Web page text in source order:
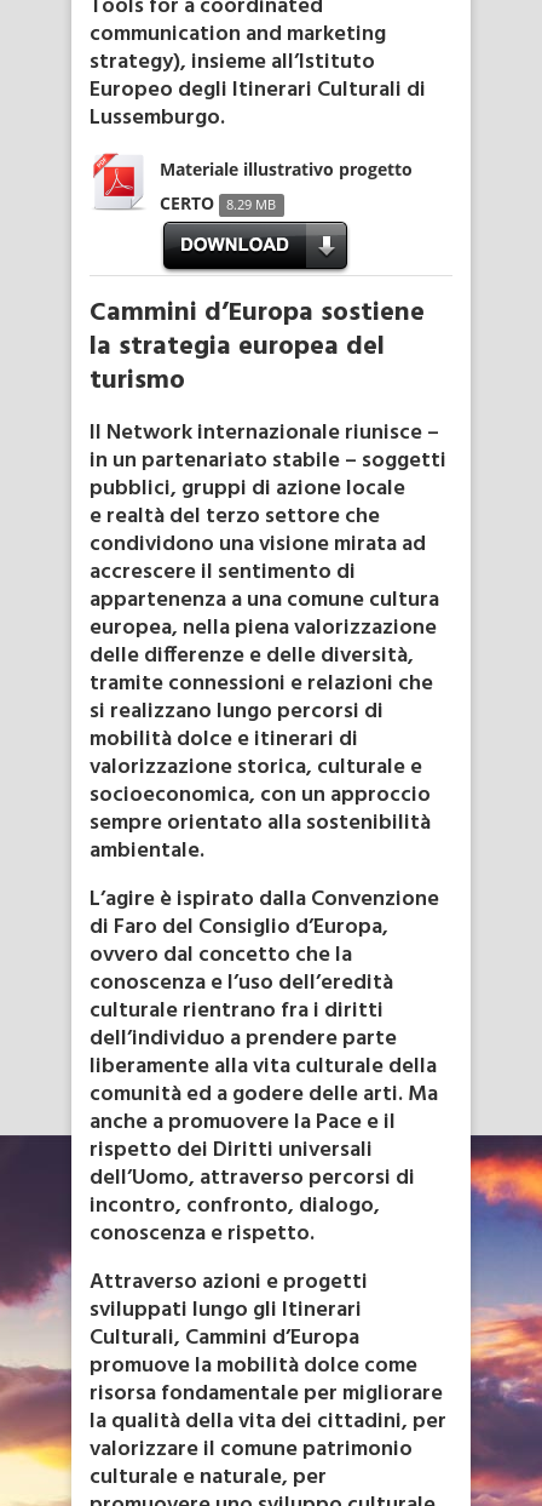
communication and marketing
strategy), insieme all’Istituto
Europeo degli Itinerari Culturali di
Lussemburgo.
Materiale illustrativo progetto
CERTO
8.29 MB
Cammini d’Europa sostiene
la strategia europea del
turismo
Il Network internazionale riunisce –
in un partenariato stabile – soggetti
pubblici, gruppi di azione locale
e realtà del terzo settore che
condividono una visione mirata ad
accrescere il sentimento di
appartenenza a una comune cultura
europea, nella piena valorizzazione
delle differenze e delle diversità,
tramite connessioni e relazioni che
si realizzano lungo percorsi di
mobilità dolce e itinerari di
valorizzazione storica, culturale e
socioeconomica, con un approccio
sempre orientato alla sostenibilità
ambientale.
L’agire è ispirato dalla Convenzione
di Faro del Consiglio d’Europa,
ovvero dal concetto che la
conoscenza e l’uso dell’eredità
culturale rientrano fra i diritti
dell’individuo a prendere parte
liberamente alla vita culturale della
comunità ed a godere delle arti. Ma
anche a promuovere la Pace e il
rispetto dei Diritti universali
dell’Uomo, attraverso percorsi di
incontro, confronto, dialogo,
conoscenza e rispetto.
Attraverso azioni e progetti
sviluppati lungo gli Itinerari
Culturali, Cammini d’Europa
promuove la mobilità dolce come
risorsa fondamentale per migliorare
la qualità della vita dei cittadini, per
valorizzare il comune patrimonio
culturale e naturale, per